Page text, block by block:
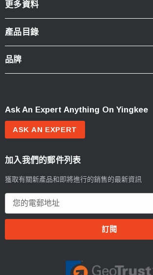
更多資料
產品目錄
品牌
Ask An Expert Anything On Yingkee
ASK AN EXPERT
加入我們的郵件列表
獲取有關新產品和即將進行的銷售的最新資訊
郵